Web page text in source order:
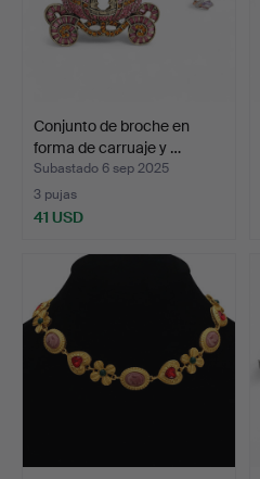
Conjunto de broche en
forma de carruaje y …
Subastado 6 sep 2025
3 pujas
41 USD